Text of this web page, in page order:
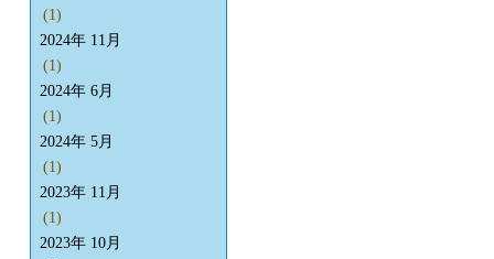
(1)
2024年 11月
(1)
2024年 6月
(1)
2024年 5月
(1)
2023年 11月
(1)
2023年 10月